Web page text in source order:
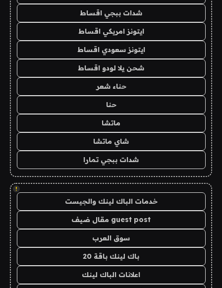
شدات ببجي اقساط
ايتونز امريكي اقساط
ايتونز سعودي اقساط
شحن يلا لودو اقساط
حناء شعر
حنا
ماتشا
شاي ماتشا
شدات ببجي تمارا
!
خدمات الباك لينك والجيست
guest post مقال ضيف
سوق العرب
باك لينك باقة 20
اعلانات الباك لينك